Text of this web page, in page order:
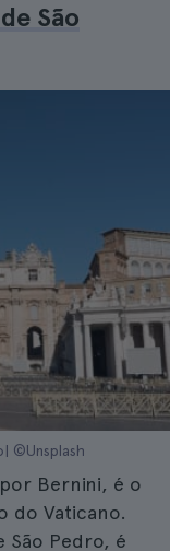
São
©Unsplash
Bernini, é o
do Vaticano.
São Pedro, é